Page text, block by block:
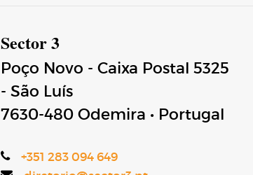
Sector 3
Poço Novo - Caixa Postal 5325
- São Luís
7630-480 Odemira • Portugal
+351 283 094 649